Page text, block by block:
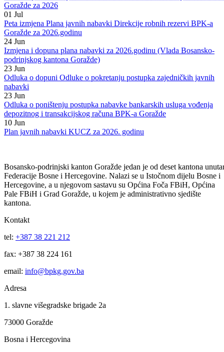
Javne nabavkeVidi sve
08 Jul
Prva izmjena Plana javnih nabavki Službe za odnose sa javnošću
Goražde za 2026
01 Jul
Peta izmjena Plana javnih nabavki Direkcije robnih rezervi BPK-a
Goražde za 2026.godinu
24 Jun
Izmjena i dopuna plana nabavki za 2026.godinu (Vlada Bosansko-
podrinjskog kantona Goražde)
23 Jun
Odluka o dopuni Odluke o pokretanju postupka zajedničkih javnih
nabavki
23 Jun
Odluka o poništenju postupka nabavke bankarskih usluga vođenja